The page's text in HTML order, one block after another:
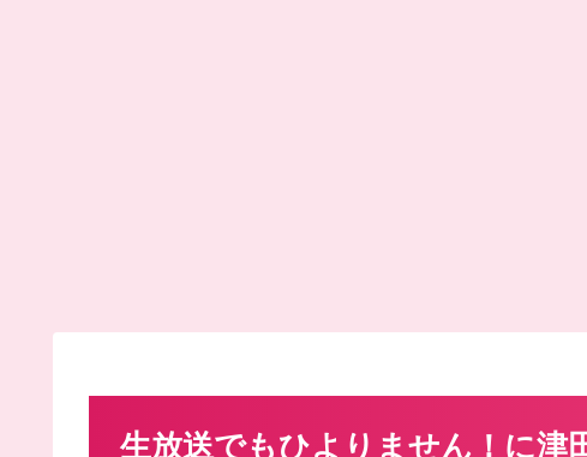
生放送でもひよりません！に津